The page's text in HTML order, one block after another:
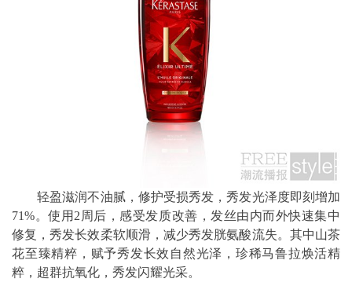
轻盈滋润不油腻，修护受损秀发，秀发光泽度即刻增加
71%。使用2周后，感受发质改善，发丝由内而外快速集中
修复，秀发长效柔软顺滑，减少秀发胱氨酸流失。其中山茶
花至臻精粹，赋予秀发长效自然光泽，珍稀马鲁拉焕活精
粹，超群抗氧化，秀发闪耀光采。